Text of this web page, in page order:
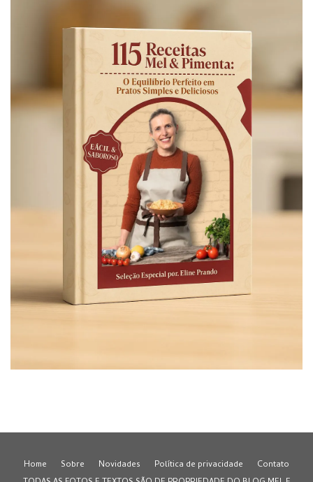
Home Sobre Novidades Política de privacidade
Contato